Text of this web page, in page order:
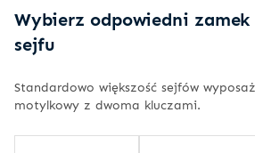
Wybierz odpowiedni
sejfu
Standardowo większość sejfów
motylkowy z dwoma kluczami.